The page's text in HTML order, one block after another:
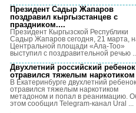
Президент Садыр Жапаров
поздравил кыргызстанцев с
праздником....
Президент Кыргызской Республики
Садыр Жапаров сегодня, 21 марта,
Центральной площади «Ала-Тоо»
выступил с поздравительной речью
Двухлетний российский ребенок
отравился тяжелым
В Екатеринбурге двухлетний ребенок
отравился тяжелым наркотиком
метадоном и попал в реанимацию.
этом сообщил Telegram-канал Ural ...